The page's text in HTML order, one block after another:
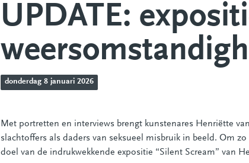
UPDATE:
donderdag 8 januari 2026
Met portretten en interviews brengt kunstenares Henriëtte
slachtoffers als daders van seksueel misbruik in beeld. Om
doel van de indrukwekkende expositie “Silent Scream” van